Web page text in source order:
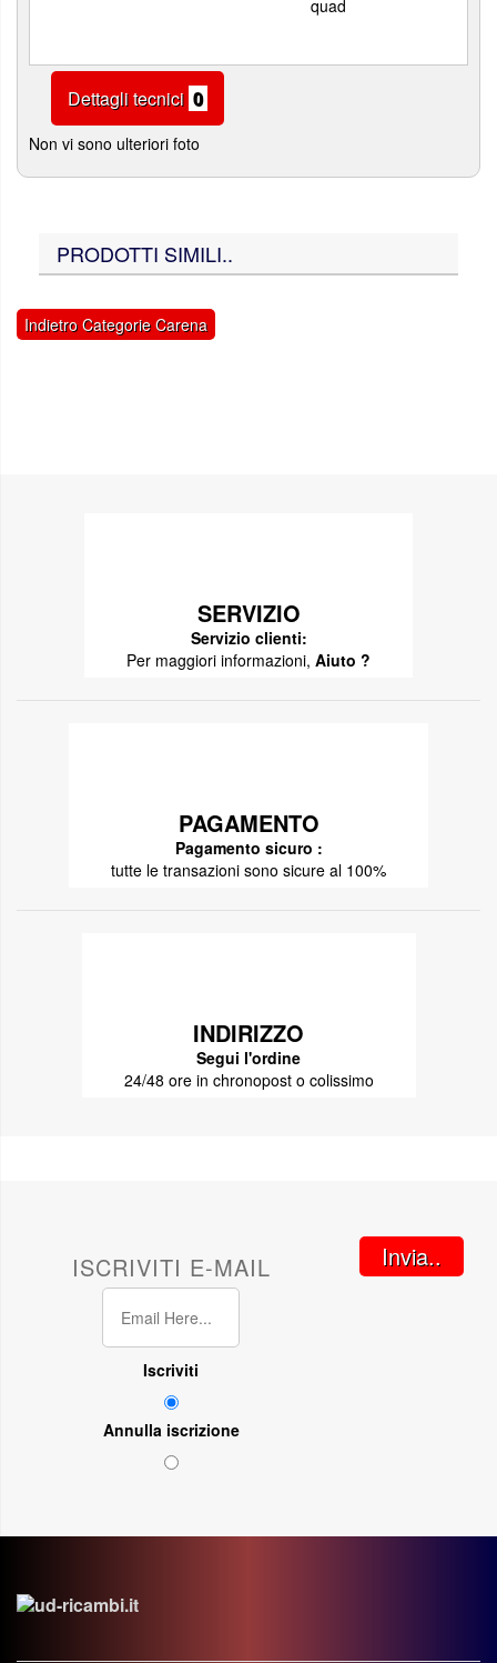
Dettagli tecnici 0
Non vi sono ulteriori foto
PRODOTTI SIMILI..
Indietro Categorie Carena
SERVIZIO
Servizio clienti:
Per maggiori informazioni, Aiuto ?
PAGAMENTO
Pagamento sicuro :
tutte le transazioni sono sicure al 100%
INDIRIZZO
Segui l'ordine
24/48 ore in chronopost o colissimo
ISCRIVITI E-MAIL
Iscriviti
Annulla iscrizione
Invia..